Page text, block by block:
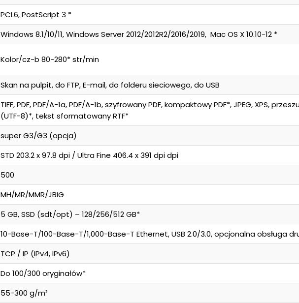
PCL6, PostScript 3 *
Windows 8.1/10/11, Windows Server 2012/2012R2/2016/2019, Mac OS X 10.10-12 *
Kolor/cz-b 80-280* str/min
Skan na pulpit, do FTP, E-mail, do folderu sieciowego, do USB
TIFF, PDF, PDF/A-1a, PDF/A-1b, szyfrowany PDF, kompaktowy PDF*, JPEG, XPS,
(UTF-8)*, tekst sformatowany RTF*
super G3/G3 (opcja)
STD 203.2 x 97.8 dpi / Ultra Fine 406.4 x 391 dpi dpi
500
MH/MR/MMR/JBIG
5 GB, SSD (sdt/opt) – 128/256/512 GB*
10-Base-T/100-Base-T/1,000-Base-T Ethernet, USB 2.0/3.0, opcjonalna obsługa
TCP / IP (IPv4, IPv6)
Do 100/300 oryginałów*
55-300 g/m²